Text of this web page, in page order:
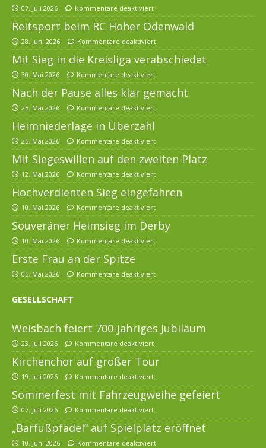
07. Juli 2026 Kommentare deaktiviert
Reitsport beim RC Hoher Odenwald
28. Juni 2026 Kommentare deaktiviert
Mit Sieg in die Kreisliga verabschiedet
30. Mai 2026 Kommentare deaktiviert
Nach der Pause alles klar gemacht
25. Mai 2026 Kommentare deaktiviert
Heimniederlage in Überzahl
25. Mai 2026 Kommentare deaktiviert
Mit Siegeswillen auf den zweiten Platz
12. Mai 2026 Kommentare deaktiviert
Hochverdienten Sieg eingefahren
10. Mai 2026 Kommentare deaktiviert
Souveräner Heimsieg im Derby
10. Mai 2026 Kommentare deaktiviert
Erste Frau an der Spitze
05. Mai 2026 Kommentare deaktiviert
GESELLSCHAFT
Weisbach feiert 700-jähriges Jubiläum
23. Juli 2026 Kommentare deaktiviert
Kirchenchor auf großer Tour
19. Juli 2026 Kommentare deaktiviert
Sommerfest mit Fahrzeugweihe gefeiert
07. Juli 2026 Kommentare deaktiviert
„Barfußpfädel“ auf Spielplatz eröffnet
10. Juni 2026 Kommentare deaktiviert